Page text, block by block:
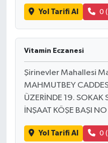
Yol Tarifi Al 0
Vitamin Eczanesi
Şirinevler Mahallesi
MAHMUTBEY
ÜZERİNDE 19.
İNŞAAT KÖŞE BAŞI
Yol Tarifi Al 0